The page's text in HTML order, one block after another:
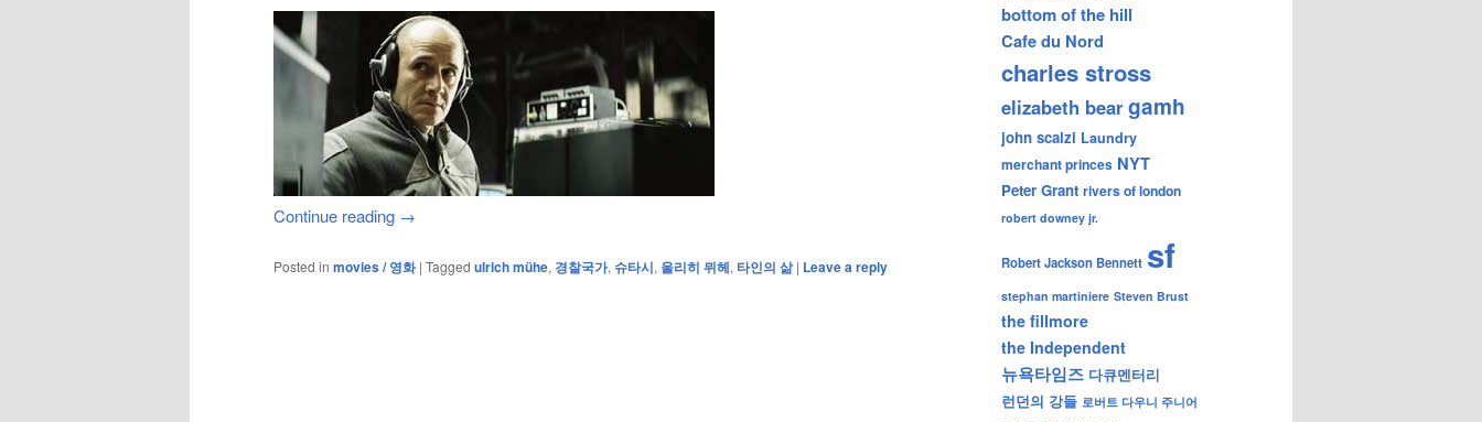
Continue reading →
Posted in movies / 영화 | Tagged ulrich mühe, 경찰국가, 슈타시, 울리히 뮈헤, 타인의 삶 | Leave a reply
bottom of the hill
Cafe du Nord
charles stross
elizabeth beargamh
john scalzi Laundry
merchant princes NYT
Peter Grant rivers of london
robert downey jr.
Robert Jackson Bennett sf
stephan martiniere Steven Brust
the fillmore
the Independent
뉴욕타임즈 다큐멘터리
런던의 강들 로버트 다우니 주니어